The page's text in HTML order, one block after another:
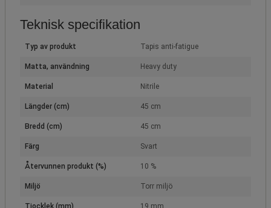
Teknisk specifikation
Typ av produkt Tapis anti-fatigue
Matta, användning Heavy duty
Material Nitrile
Längder (cm) 45 cm
Bredd (cm) 45 cm
Färg Svart
Återvunnen produkt (%) 10 %
Miljö Torr miljö
Tjocklek (mm) 19 mm